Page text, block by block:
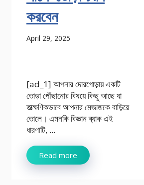
করবেন
April 29, 2025
[ad_1] আপনার দোরগোড়ায় একটি
তোড়া পৌঁছানোর বিষয়ে কিছু আছে যা
তাত্ক্ষণিকভাবে আপনার মেজাজকে বাড়িয়ে
তোলে। এমনকি বিজ্ঞান ব্যাক এই
ধারণাটি, ...
Read more